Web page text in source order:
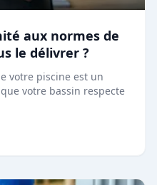
aux normes de
le délivrer ?
votre piscine est un
votre bassin respecte